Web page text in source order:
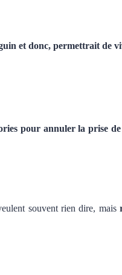
et donc, permettrait de
pour annuler la prise
souvent rien dire, mais